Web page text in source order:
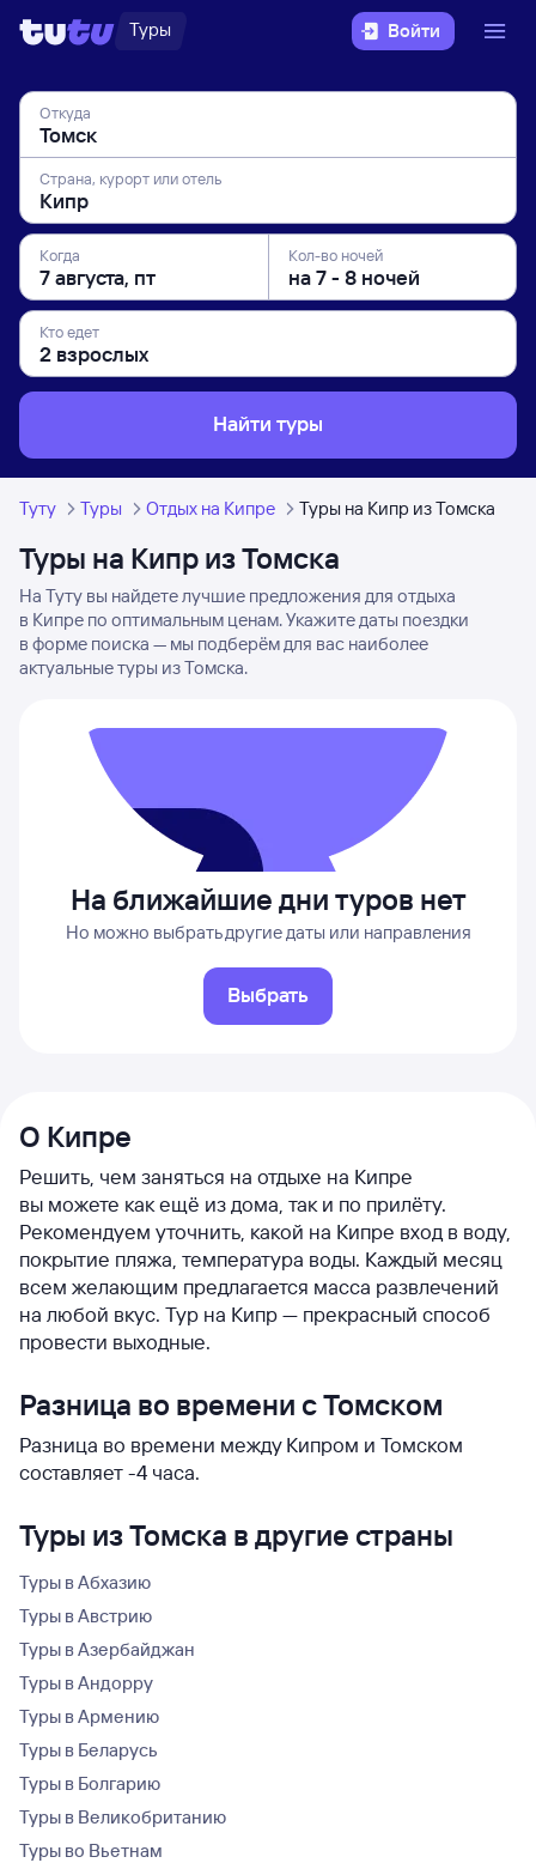
Туры Войти
Откуда
Страна, курорт или отель
Когда Кол-во ночей
Кто едет
Найти туры
Туту Туры Отдых на Кипре Туры на Кипр из Томска
Туры на Кипр из Томска
На Туту вы найдете лучшие предложения для отдыха
в Кипре по оптимальным ценам. Укажите даты поездки
в форме поиска — мы подберём для вас наиболее
актуальные туры из Томска.
На ближайшие дни туров нет
Но можно выбрать другие даты или направления
Выбрать
О Кипре
Решить, чем заняться на отдыхе на Кипре
вы можете как ещё из дома, так и по прилёту.
Рекомендуем уточнить, какой на Кипре вход в воду,
покрытие пляжа, температура воды. Каждый месяц
всем желающим предлагается масса развлечений
на любой вкус. Тур на Кипр — прекрасный способ
провести выходные.
Разница во времени с Томском
Разница во времени между Кипром и Томском
составляет -4 часа.
Туры из Томска в другие страны
Туры в Абхазию
Туры в Австрию
Туры в Азербайджан
Туры в Андорру
Туры в Армению
Туры в Беларусь
Туры в Болгарию
Туры в Великобританию
Туры во Вьетнам